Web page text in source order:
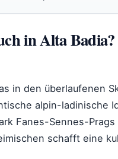
in Alta Badia?
in den überlaufenen
alpin-ladinische
Fanes-Sennes-
schafft eine